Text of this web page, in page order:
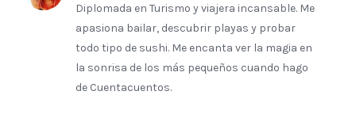
Diplomada en Turismo y viajera incansable. Me
apasiona bailar, descubrir playas y probar
todo tipo de sushi. Me encanta ver la magia en
la sonrisa de los más pequeños cuando hago
de Cuentacuentos.